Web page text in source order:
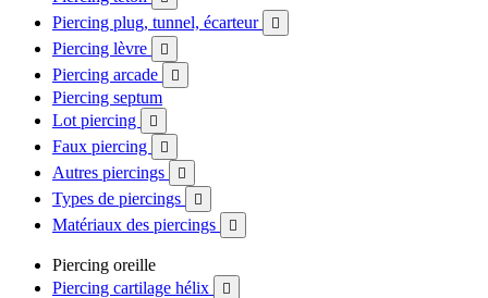
Piercing plug, tunnel, écarteur 
Piercing lèvre 
Piercing arcade 
Piercing septum
Lot piercing

Faux piercing 
Autres piercings 
Types de piercings 
Matériaux des piercings 
Piercing oreille
Piercing cartilage hélix
